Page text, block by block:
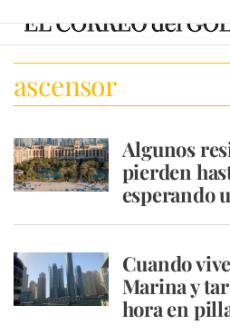
ascensor
Algunos
pierden
esperando
Cuando
Marina y
hora en